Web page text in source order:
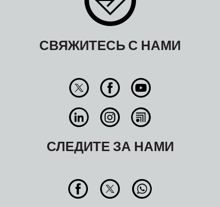
СВЯЖИТЕСЬ С НАМИ
СЛЕДИТЕ ЗА НАМИ